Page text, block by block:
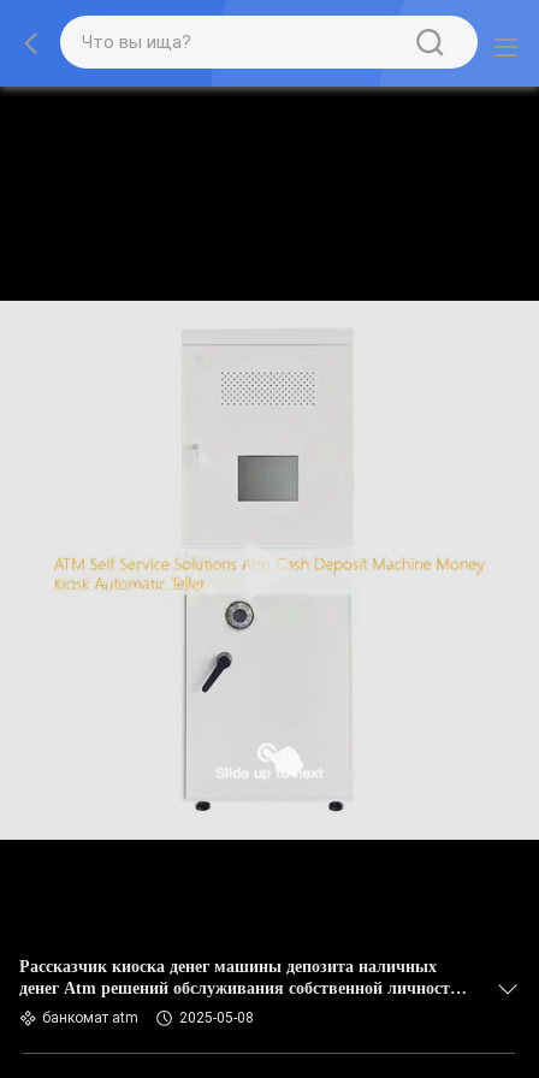
Рассказчик киоска денег машины депозита наличных
денег Atm решений обслуживания собственной личности
ATM автоматический
банкомат atm 2025-05-08